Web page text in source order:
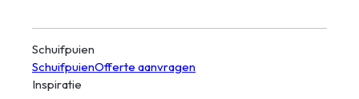
Schuifpuien
SchuifpuienOfferte aanvragen
Inspiratie